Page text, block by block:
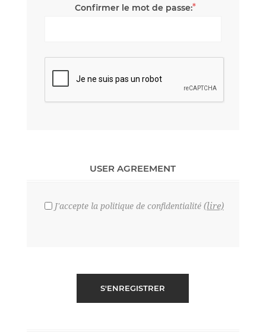
Confirmer le mot de passe:*
USER AGREEMENT
J'accepte la politique de confidentialité (lire)